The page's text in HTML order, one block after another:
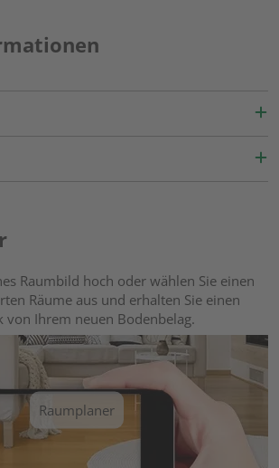
Raumbild hoch oder wählen Sie einen
Räume aus und erhalten Sie einen
von Ihrem neuen Bodenbelag.
Raumplaner